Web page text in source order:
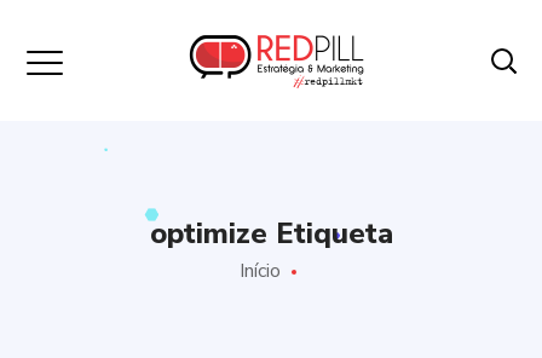
optimize Etiqueta
Início